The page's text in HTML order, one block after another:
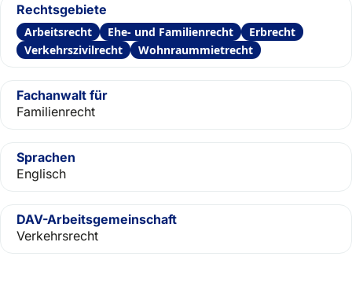
Rechtsgebiete
Arbeitsrecht Ehe- und Familienrecht
Erbrecht
Verkehrszivilrecht
Wohnraummietrecht
Fachanwalt für
Familienrecht
Sprachen
Englisch
DAV-Arbeitsgemeinschaft
Verkehrsrecht